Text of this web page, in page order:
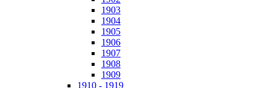
1903
1904
1905
1906
1907
1908
1909
1910 - 1919